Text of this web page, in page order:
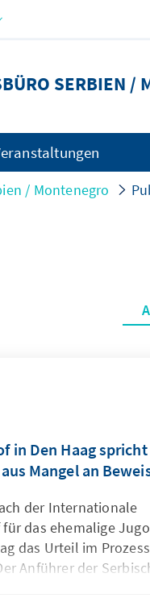
SERBIEN /
/ Montenegro
in Den Haag spricht
Mangel an
der Internationale
das ehemalige
das Urteil im
Anführer der